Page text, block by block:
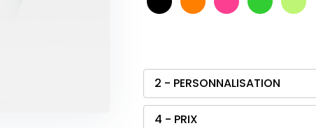
2 - PERSONNALISATION
4 - PRIX